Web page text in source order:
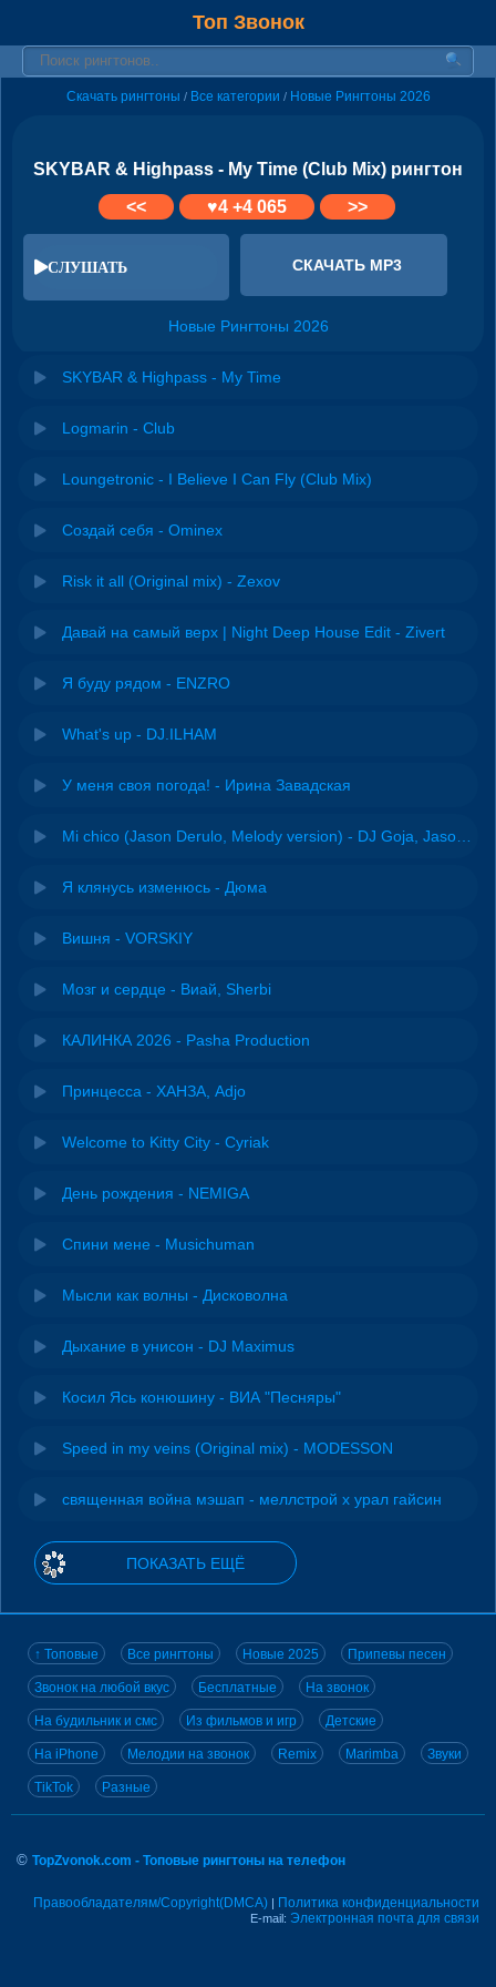
Топ Звонок
Скачать рингтоны / Все категории / Новые Рингтоны 2026
SKYBAR & Highpass - My Time (Club Mix) рингтон
<<
♥4 +4 065 >>
СЛУШАТЬ СКАЧАТЬ MP3
Новые Рингтоны 2026
SKYBAR & Highpass - My Time
Logmarin - Club
Loungetronic - I Believe I Can Fly (Club Mix)
Создай себя - Ominex
Risk it all (Original mix) - Zexov
Давай на самый верх | Night Deep House Edit - Zivert
Я буду рядом - ENZRO
What's up - DJ.ILHAM
У меня своя погода! - Ирина Завадская
Я клянусь изменюсь - Дюма
Вишня - VORSKIY
Мозг и сердце - Виай, Sherbi
КАЛИНКА 2026 - Pasha Production
Принцесса - ХАНЗА, Adjo
Welcome to Kitty City - Cyriak
День рождения - NEMIGA
Спини мене - Musichuman
Мысли как волны - Дисковолна
Дыхание в унисон - DJ Maximus
Косил Ясь конюшину - ВИА "Песняры"
Speed in my veins (Original mix) - MODESSON
священная война мэшап - меллстрой х урал гайсин
ПОКАЗАТЬ ЕЩЁ
↑ Топовые Все рингтоны Новые 2025 Припевы песен
Звонок на любой вкус Бесплатные На звонок
На будильник и смс Из фильмов и игр Детские
На iPhone Мелодии на звонок Remix Marimba Звуки
TikTok Разные
© TopZvonok.com - Топовые рингтоны на телефон
Правообладателям/Copyright(DMCA) | Политика конфиденциальности
E-mail: Электронная почта для связи